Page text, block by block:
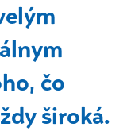
čo
široká.